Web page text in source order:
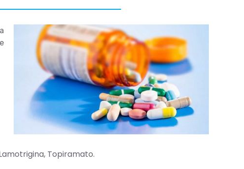
Topiramato.